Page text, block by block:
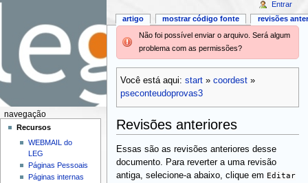
Não foi possível enviar o arquivo. Será algum
problema com as permissões?
Você está aqui: start» coordest»
pseconteudoprovas3
Revisões anteriores
Essas são as revisões anteriores desse
documento. Para reverter a uma revisão
antiga, selecione-a abaixo, clique em Editar
artigo mostrar código fonte revisões
Entrar
navegação
Recursos
WEBMAIL do
LEG
Páginas Pessoais
Páginas internas